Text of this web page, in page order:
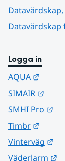
Logga in
AQUA
SIMAIR
SMHI Pro
Timbr
Vinterväg
Väderlarm